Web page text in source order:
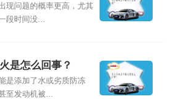
现问题的概率更高，尤其
段时间没...
是怎么回事？
是添加了水或劣质防冻
至发动机被...